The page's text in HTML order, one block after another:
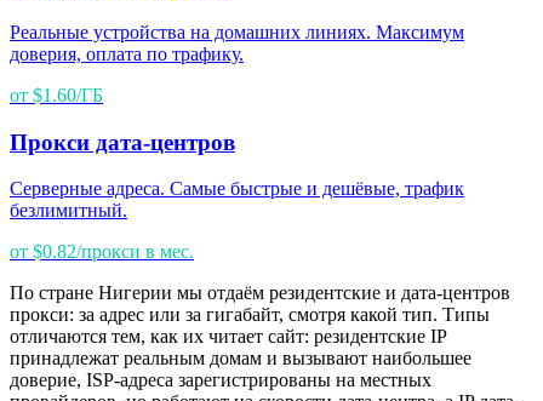
Реальные устройства на домашних линиях. Максимум
доверия, оплата по трафику.
от $1.60/ГБ
Прокси дата-центров
Серверные адреса. Самые быстрые и дешёвые, трафик
безлимитный.
от $0.82/прокси в мес.
По стране Нигерии мы отдаём резидентские и дата-центров
прокси: за адрес или за гигабайт, смотря какой тип. Типы
отличаются тем, как их читает сайт: резидентские IP
принадлежат реальным домам и вызывают наибольшее
доверие, ISP-адреса зарегистрированы на местных